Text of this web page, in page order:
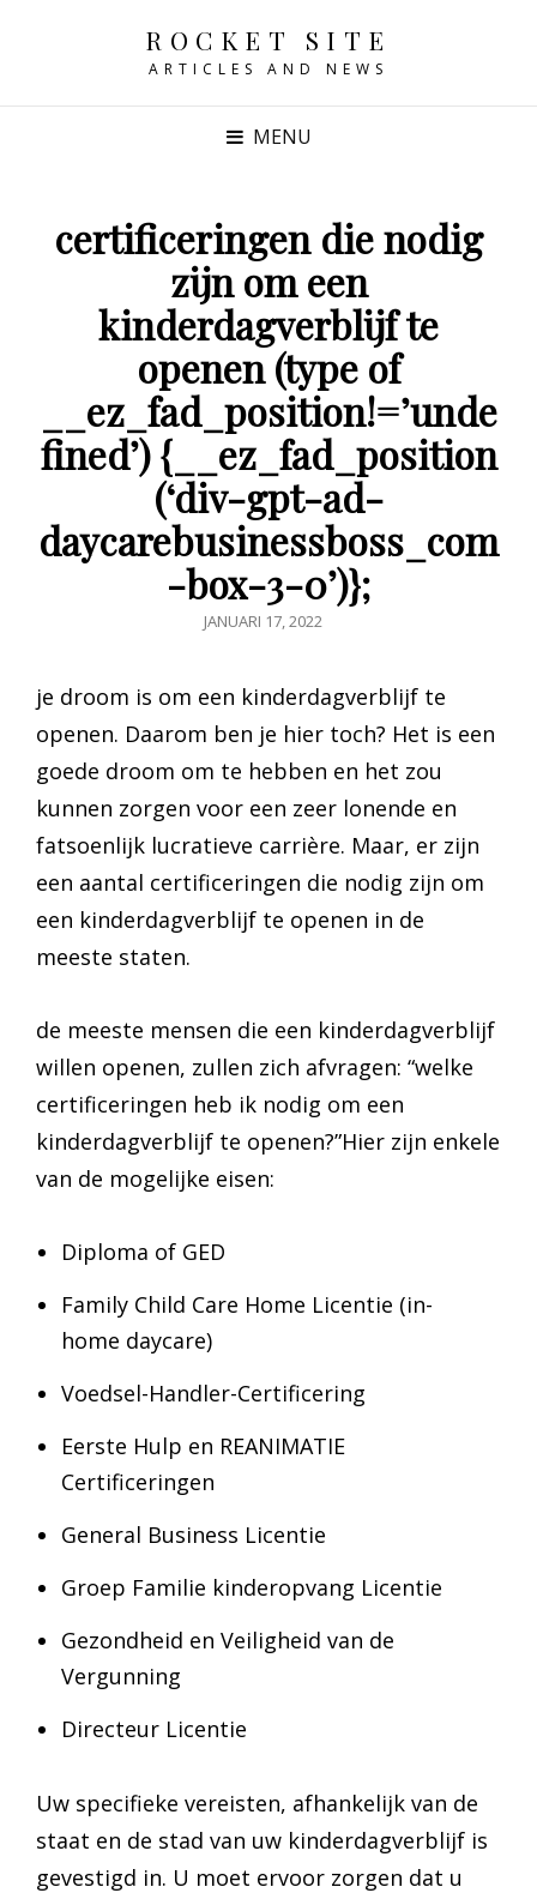
ROCKET SITE
ARTICLES AND NEWS
MENU
certificeringen die nodig
zijn om een
kinderdagverblijf te
openen (type of
__ez_fad_position!=’unde
fined’) {__ez_fad_position
(‘div-gpt-ad-
daycarebusinessboss_com
-box-3-0’)};
GEPUBLICEERD
JANUARI 17, 2022
je droom is om een kinderdagverblijf te
openen. Daarom ben je hier toch? Het is een
goede droom om te hebben en het zou
kunnen zorgen voor een zeer lonende en
fatsoenlijk lucratieve carrière. Maar, er zijn
een aantal certificeringen die nodig zijn om
een kinderdagverblijf te openen in de
meeste staten.
de meeste mensen die een kinderdagverblijf
willen openen, zullen zich afvragen: “welke
certificeringen heb ik nodig om een
kinderdagverblijf te openen?”Hier zijn enkele
van de mogelijke eisen:
Diploma of GED
Family Child Care Home Licentie (in-
home daycare)
Voedsel-Handler-Certificering
Eerste Hulp en REANIMATIE
Certificeringen
General Business Licentie
Groep Familie kinderopvang Licentie
Gezondheid en Veiligheid van de
Vergunning
Directeur Licentie
Uw specifieke vereisten, afhankelijk van de
staat en de stad van uw kinderdagverblijf is
gevestigd in. U moet ervoor zorgen dat u